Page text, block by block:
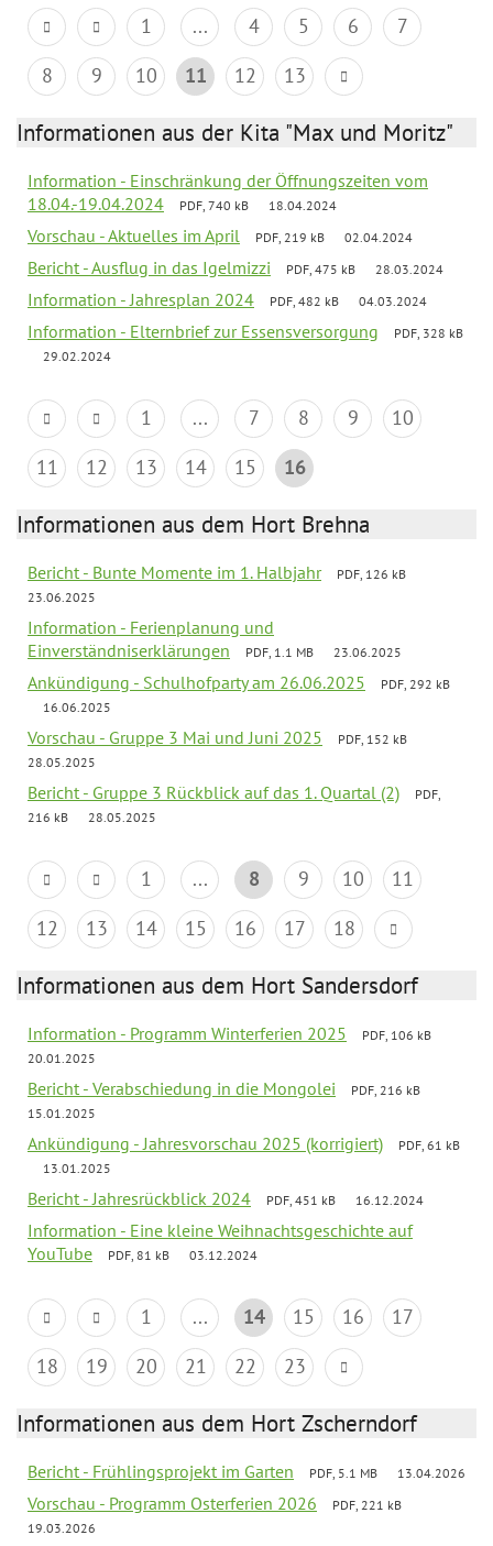
1 ... 4 5 6
7
8
9 10 11 12 13
Informationen aus der Kita "Max und Moritz"
Information - Einschränkung der Öffnungszeiten vom
18.04.-19.04.2024
PDF, 740 kB 18.04.2024
Vorschau - Aktuelles im April PDF, 219 kB 02.04.2024
Bericht - Ausflug in das Igelmizzi PDF, 475 kB 28.03.2024
Information - Jahresplan 2024 PDF, 482 kB 04.03.2024
Information - Elternbrief zur Essensversorgung
PDF, 328 kB
29.02.2024
1 ... 7 8 9
10
11
12 13 14 15 16
Informationen aus dem Hort Brehna
Bericht - Bunte Momente im 1. Halbjahr
PDF, 126 kB
23.06.2025
Information - Ferienplanung und
Einverständniserklärungen
PDF, 1.1 MB 23.06.2025
Ankündigung - Schulhofparty am 26.06.2025
PDF, 292 kB
16.06.2025
Vorschau - Gruppe 3 Mai und Juni 2025
PDF, 152 kB
28.05.2025
Bericht - Gruppe 3 Rückblick auf das 1. Quartal (2)
PDF,
216 kB
28.05.2025
1 ... 8 9 10
11
12
13 14 15 16 17 18
Informationen aus dem Hort Sandersdorf
Information - Programm Winterferien 2025
PDF, 106 kB
20.01.2025
Bericht - Verabschiedung in die Mongolei
PDF, 216 kB
15.01.2025
Ankündigung - Jahresvorschau 2025 (korrigiert)
PDF, 61 kB
13.01.2025
Bericht - Jahresrückblick 2024 PDF, 451 kB 16.12.2024
Information - Eine kleine Weihnachtsgeschichte auf
YouTube
PDF, 81 kB 03.12.2024
1 ... 14 15 16
17
18
19 20 21 22 23
Informationen aus dem Hort Zscherndorf
Bericht - Frühlingsprojekt im Garten PDF, 5.1 MB 13.04.2026
Vorschau - Programm Osterferien 2026
PDF, 221 kB
19.03.2026